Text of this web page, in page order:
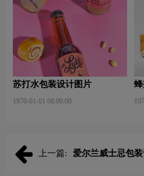
苏打水包装设计图片
1970-01-01 08:00:00
上一篇: 爱尔兰威士忌包